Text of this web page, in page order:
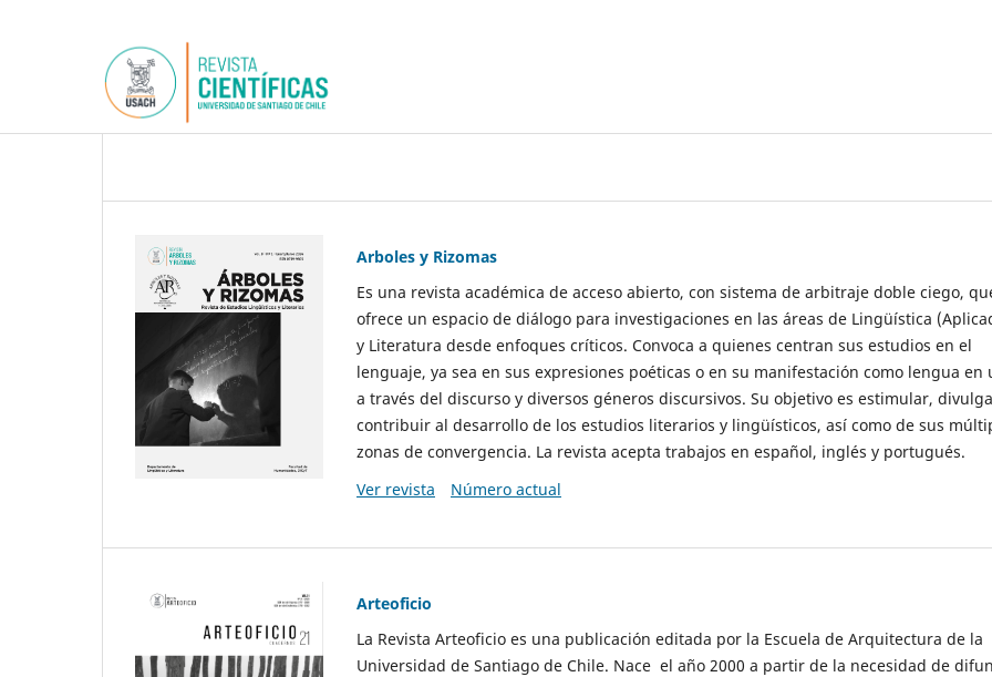
Arboles y Rizomas
Es una revista académica de acceso abierto, con sistema de arbitraje doble ciego,
ofrece un espacio de diálogo para investigaciones en las áreas de Lingüística
y Literatura desde enfoques críticos. Convoca a quienes centran sus estudios en el
lenguaje, ya sea en sus expresiones poéticas o en su manifestación como lengua en
a través del discurso y diversos géneros discursivos. Su objetivo es estimular,
contribuir al desarrollo de los estudios literarios y lingüísticos, así como de sus
zonas de convergencia. La revista acepta trabajos en español, inglés y portugués.
Ver revista
Número actual
Arteoficio
La Revista Arteoficio es una publicación editada por la Escuela de Arquitectura de la
Universidad de Santiago de Chile. Nace el año 2000 a partir de la necesidad de